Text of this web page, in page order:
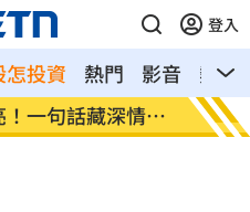
登入
怎投資 熱門 影音
熱搜
光》導演簽下台大正